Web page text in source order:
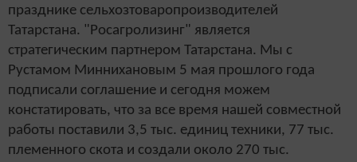
празднике сельхозтоваропроизводителей
Татарстана. "Росагролизинг" является
стратегическим партнером Татарстана. Мы с
Рустамом Миннихановым 5 мая прошлого года
подписали соглашение и сегодня можем
констатировать, что за все время нашей совместной
работы поставили 3,5 тыс. единиц техники, 77 тыс.
племенного скота и создали около 270 тыс.